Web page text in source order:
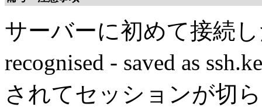
サーバーに初めて接続
recognised - saved as
されてセッションが切